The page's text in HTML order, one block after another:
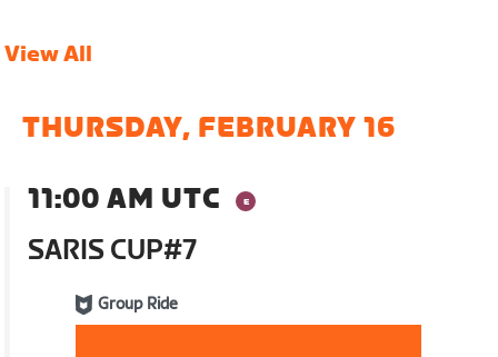
View All
THURSDAY, FEBRUARY 16
11:00 AM UTC
SARIS CUP#7
Group Ride